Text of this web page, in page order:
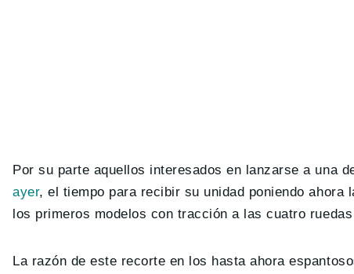
Por su parte aquellos interesados en lanzarse a una
ayer, el tiempo para recibir su unidad poniendo ahora
los primeros modelos con tracción a las cuatro
La razón de este recorte en los hasta ahora